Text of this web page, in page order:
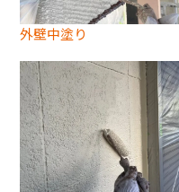
外壁中塗り